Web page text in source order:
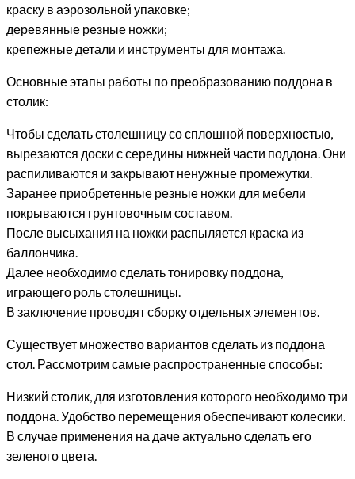
краску в аэрозольной упаковке;
деревянные резные ножки;
крепежные детали и инструменты для монтажа.
Основные этапы работы по преобразованию поддона в
столик:
Чтобы сделать столешницу со сплошной поверхностью,
вырезаются доски с середины нижней части поддона. Они
распиливаются и закрывают ненужные промежутки.
Заранее приобретенные резные ножки для мебели
покрываются грунтовочным составом.
После высыхания на ножки распыляется краска из
баллончика.
Далее необходимо сделать тонировку поддона,
играющего роль столешницы.
В заключение проводят сборку отдельных элементов.
Существует множество вариантов сделать из поддона
стол. Рассмотрим самые распространенные способы:
Низкий столик, для изготовления которого необходимо три
поддона. Удобство перемещения обеспечивают колесики.
В случае применения на даче актуально сделать его
зеленого цвета.